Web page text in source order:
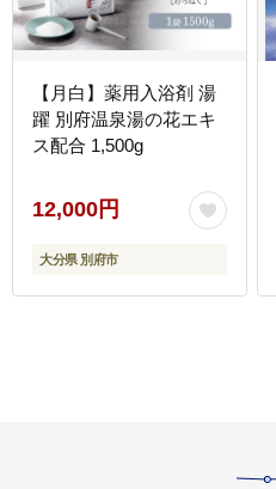
【月白】薬用入浴剤 湯
躍 別府温泉湯の花エキ
ス配合 1,500g
12,000円
大分県 別府市